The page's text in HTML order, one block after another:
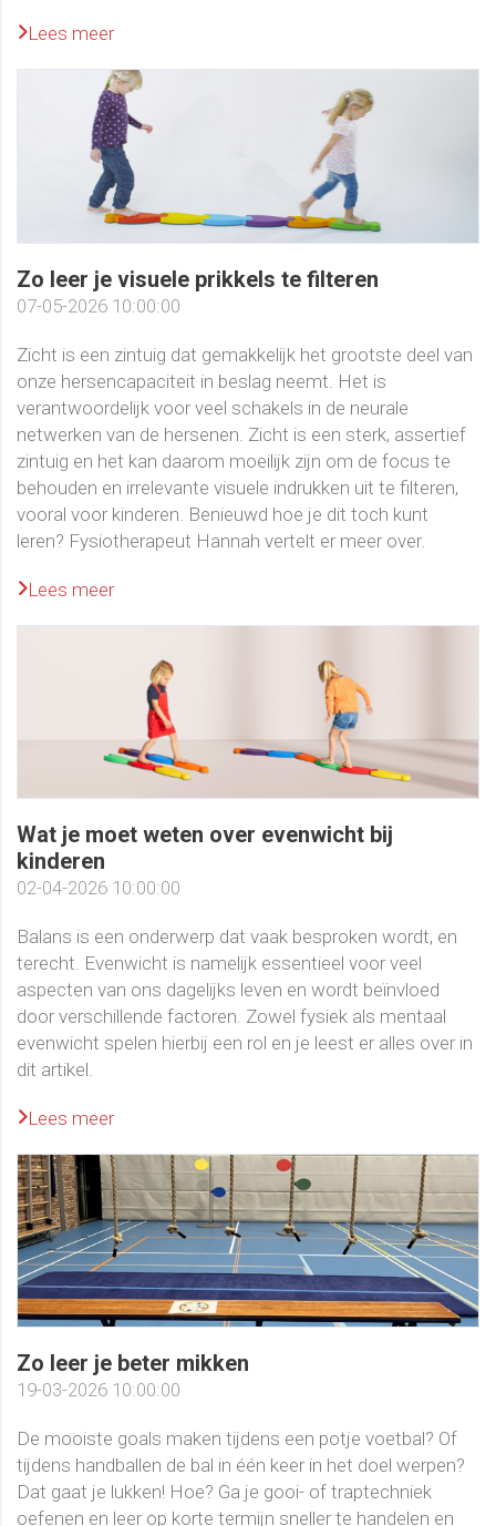
Lees meer
Zo leer je visuele prikkels te filteren
07-05-2026 10:00:00
Zicht is een zintuig dat gemakkelijk het grootste deel van
onze hersencapaciteit in beslag neemt. Het is
verantwoordelijk voor veel schakels in de neurale
netwerken van de hersenen. Zicht is een sterk, assertief
zintuig en het kan daarom moeilijk zijn om de focus te
behouden en irrelevante visuele indrukken uit te filteren,
vooral voor kinderen. Benieuwd hoe je dit toch kunt
leren? Fysiotherapeut Hannah vertelt er meer over.
Lees meer
Wat je moet weten over evenwicht bij
kinderen
02-04-2026 10:00:00
Balans is een onderwerp dat vaak besproken wordt, en
terecht. Evenwicht is namelijk essentieel voor veel
aspecten van ons dagelijks leven en wordt beïnvloed
door verschillende factoren. Zowel fysiek als mentaal
evenwicht spelen hierbij een rol en je leest er alles over in
dit artikel.
Lees meer
Zo leer je beter mikken
19-03-2026 10:00:00
De mooiste goals maken tijdens een potje voetbal? Of
tijdens handballen de bal in één keer in het doel werpen?
Dat gaat je lukken! Hoe? Ga je gooi- of traptechniek
oefenen en leer op korte termijn sneller te handelen en